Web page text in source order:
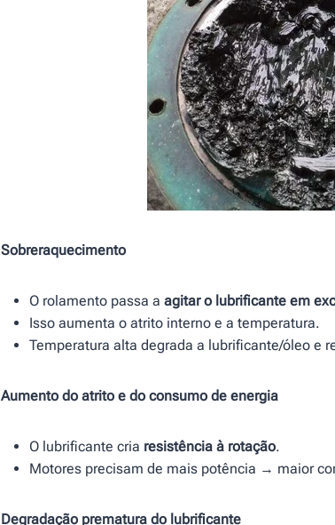
Sobreraquecimento
O rolamento passa a agitar o lubrificante em
Isso aumenta o atrito interno e a temperatura.
Temperatura alta degrada a lubrificante/óleo e
Aumento do atrito e do consumo de energia
O lubrificante cria resistência à rotação.
Motores precisam de mais potência → maior
Degradação prematura do lubrificante